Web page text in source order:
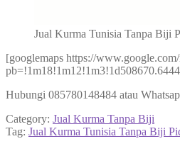
Jual Kurma Tunisia Tanpa Biji
[googlemaps https://www.google.com/
Hubungi 085780148484 atau
Category: Jual Kurma Tanpa Biji
Tag: Jual Kurma Tunisia Tanpa Biji